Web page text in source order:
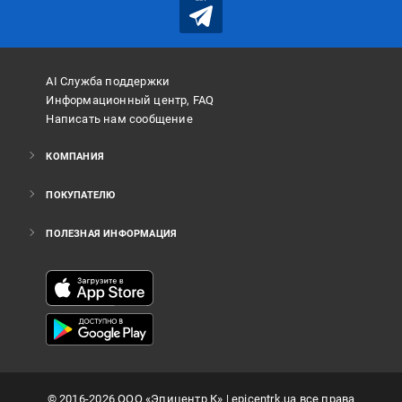
AI Служба поддержки
Информационный центр, FAQ
Написать нам сообщение
КОМПАНИЯ
ПОКУПАТЕЛЮ
ПОЛЕЗНАЯ ИНФОРМАЦИЯ
©2016-2026ООО «Эпицентр К» | epicentrk.ua все права